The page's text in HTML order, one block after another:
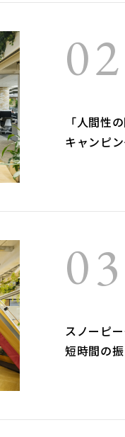
02
「人間性
キャンピ
03
スノーピ
短時間の